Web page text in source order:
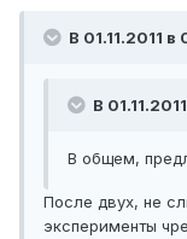
В 01.11.2011
В
В общем,
После двух, не
эксперименты